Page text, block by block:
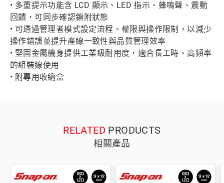
• 多重提示功能含 LCD 顯示、LED 指示、蜂鳴聲、震動
回饋，可同步確認鎖附狀態
• 可透過管理者模式設定流程、權限與操作限制，以減少
操作錯誤並提升產線一致性與品質管理效率
• 堅固金屬機身提供工業級耐用度，適合長工時、高頻率
的組裝線使用
• 附專用收納盒
RELATED PRODUCTS
相關產品